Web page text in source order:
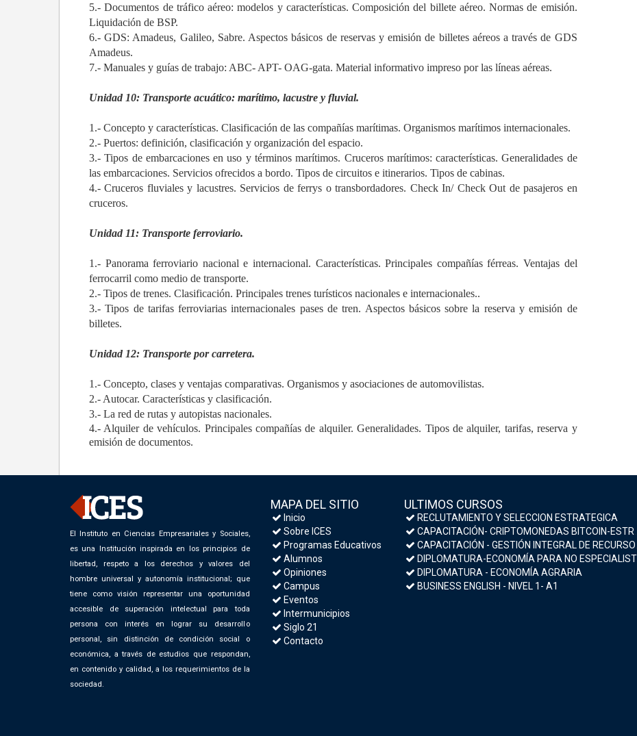
5.- Documentos de tráfico aéreo: modelos y características. Composición del billete aéreo. Normas de emisión.
Liquidación de BSP.
6.- GDS: Amadeus, Galileo, Sabre. Aspectos básicos de reservas y emisión de billetes aéreos a través de GDS
Amadeus.
7.- Manuales y guías de trabajo: ABC- APT- OAG-gata. Material informativo impreso por las líneas aéreas.
Unidad 10: Transporte acuático: marítimo, lacustre y fluvial.
1.- Concepto y características. Clasificación de las compañías marítimas. Organismos marítimos internacionales.
2.- Puertos: definición, clasificación y organización del espacio.
3.- Tipos de embarcaciones en uso y términos marítimos. Cruceros marítimos: características. Generalidades de
las embarcaciones. Servicios ofrecidos a bordo. Tipos de circuitos e itinerarios. Tipos de cabinas.
4.- Cruceros fluviales y lacustres. Servicios de ferrys o transbordadores. Check In/ Check Out de pasajeros en
cruceros.
Unidad 11: Transporte ferroviario.
1.- Panorama ferroviario nacional e internacional. Características. Principales compañías férreas. Ventajas del
ferrocarril como medio de transporte.
2.- Tipos de trenes. Clasificación. Principales trenes turísticos nacionales e internacionales..
3.- Tipos de tarifas ferroviarias internacionales pases de tren. Aspectos básicos sobre la reserva y emisión de
billetes.
Unidad 12: Transporte por carretera.
1.- Concepto, clases y ventajas comparativas. Organismos y asociaciones de automovilistas.
2.- Autocar. Características y clasificación.
3.- La red de rutas y autopistas nacionales.
4.- Alquiler de vehículos. Principales compañías de alquiler. Generalidades. Tipos de alquiler, tarifas, reserva y
emisión de documentos.
El Instituto en Ciencias Empresariales y Sociales,
es una Institución inspirada en los principios de
libertad, respeto a los derechos y valores del
hombre universal y autonomía institucional; que
tiene como visión representar una oportunidad
accesible de superación intelectual para toda
persona con interés en lograr su desarrollo
personal, sin distinción de condición social o
económica, a través de estudios que respondan,
en contenido y calidad, a los requerimientos de la
sociedad.
MAPA DEL SITIO
Inicio
Sobre ICES
Programas Educativos
Alumnos
Opiniones
Campus
Eventos
Intermunicipios
Siglo 21
Contacto
ULTIMOS CURSOS
RECLUTAMIENTO Y SELECCION ESTRATEGICA
CAPACITACIÓN- CRIPTOMONEDAS BITCOIN-ESTRATEGIAS DE INVERSIÓN Y MEDIDAS DE SEGURIDAD
CAPACITACIÓN - GESTIÓN INTEGRAL DE RECURSOS HUMANOS
DIPLOMATURA-ECONOMÍA PARA NO ESPECIALISTAS- MACROECONOMÍA Y POLÍTICA ECONÓMICA
DIPLOMATURA - ECONOMÍA AGRARIA
BUSINESS ENGLISH - NIVEL 1- A1